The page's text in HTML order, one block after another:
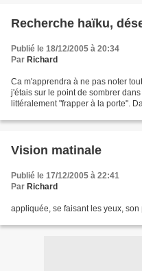
Recherche haïku,
Publié le 18/12/2005 à 20:34
Par Richard
Ca m'apprendra à ne pas noter
j'étais sur le point de sombrer
littéralement "frapper à la porte".
Vision matinale
Publié le 17/12/2005 à 22:41
Par Richard
appliquée, se faisant les yeux,